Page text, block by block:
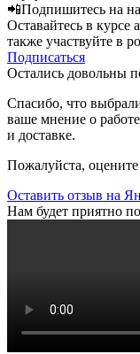
📲Подпишитесь на
Оставайтесь в
также участвуйте в
Подписаться
Остались довольны
Спасибо, что
ваше мнение о
и доставке.
Пожалуйста, оцените
Оставить отзыв на
Нам будет приятно